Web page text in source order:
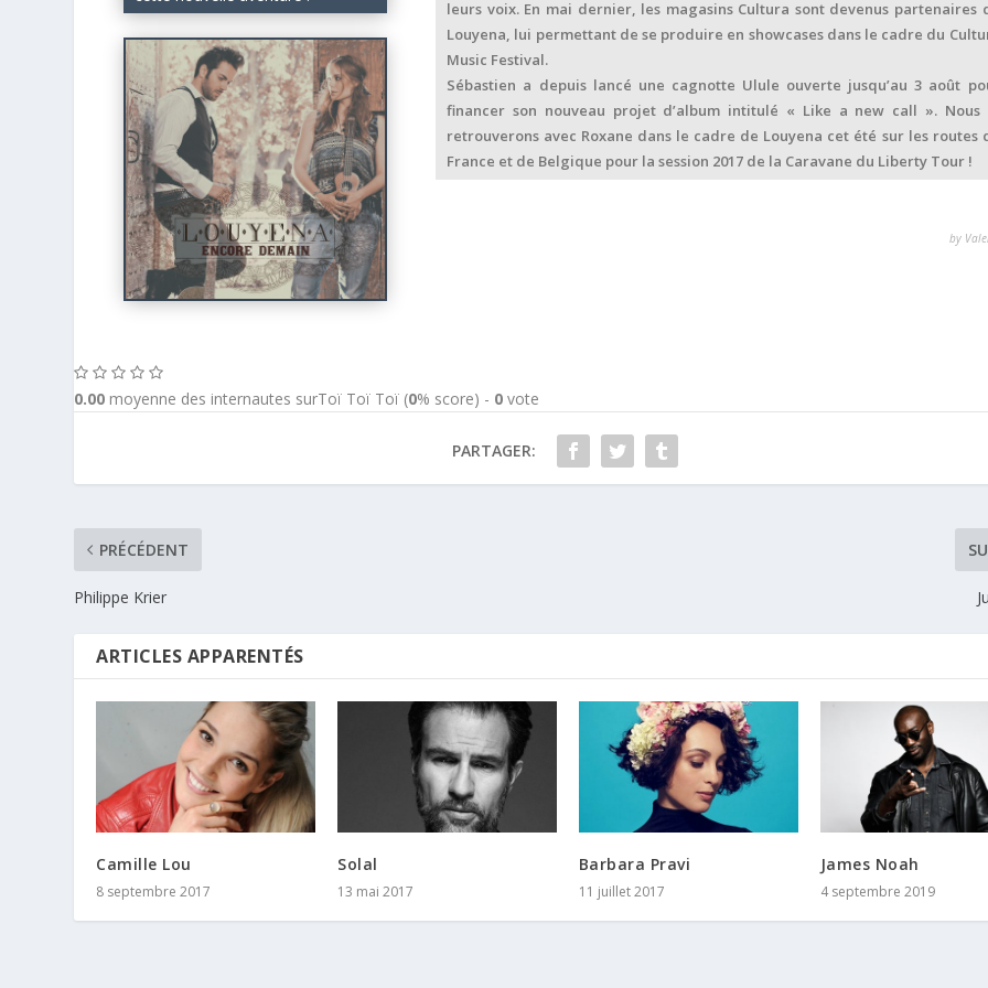
leurs voix. En mai dernier, les magasins Cultura sont devenus partenaires
Louyena, lui permettant de se produire en showcases dans le cadre du
Music Festival.
Sébastien a depuis lancé une cagnotte Ulule ouverte jusqu’au 3 août
financer son nouveau projet d’album intitulé « Like a new call ». Nous
retrouverons avec Roxane dans le cadre de Louyena cet été sur les routes
France et de Belgique pour la session 2017 de la Caravane du Liberty Tour !
by
0.00 moyenne des internautes surToï Toï Toï (0% score) - 0 vote
PARTAGER:
PRÉCÉDENT
Philippe Krier
ARTICLES APPARENTÉS
Camille Lou
8 septembre 2017
Solal
13 mai 2017
Barbara Pravi
11 juillet 2017
James Noah
4 septembre 2019